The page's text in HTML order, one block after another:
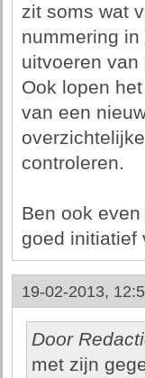
zit soms wat
nummering
uitvoeren
Ook lopen
van een
controleren.
Ben ook
goed initiatief
19-02-2013,
Door
met zijn